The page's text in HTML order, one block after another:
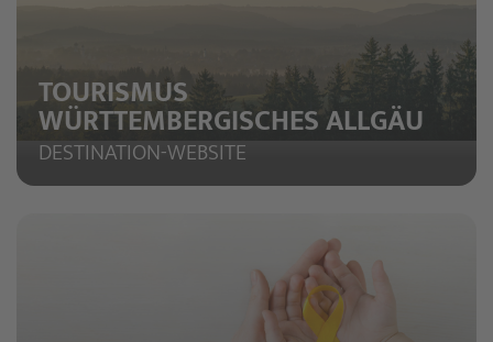
TOURISMUS
WÜRTTEMBERGISCHES ALLGÄU
DESTINATION-WEBSITE